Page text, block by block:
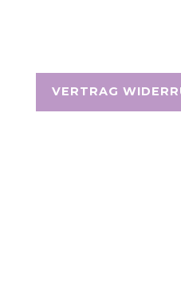
VERTRAG